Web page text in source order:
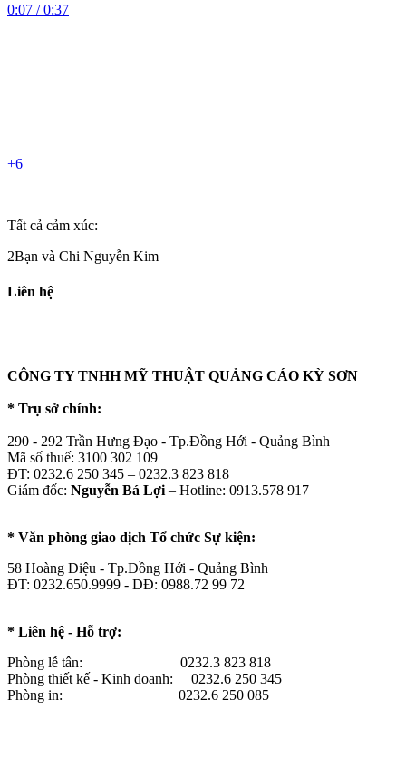
0:07 / 0:37
+6
Tất cả cảm xúc:
2Bạn và Chi Nguyễn Kim
Liên hệ
CÔNG TY TNHH MỸ THUẬT QUẢNG CÁO KỲ SƠN
* Trụ sở chính:
290 - 292 Trần Hưng Đạo - Tp.Đồng Hới - Quảng Bình
Mã số thuế: 3100 302 109
ĐT: 0232.6 250 345 – 0232.3 823 818
Giám đốc: Nguyễn Bá Lợi – Hotline: 0913.578 917
* Văn phòng giao dịch Tổ chức Sự kiện:
58 Hoàng Diệu - Tp.Đồng Hới - Quảng Bình
ĐT: 0232.650.9999 - DĐ: 0988.72 99 72
* Liên hệ - Hỗ trợ:
Phòng lễ tân: 0232.3 823 818
Phòng thiết kế - Kinh doanh: 0232.6 250 345
Phòng in: 0232.6 250 085